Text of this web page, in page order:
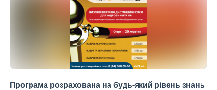
Програма розрахована на будь-який рівень знань